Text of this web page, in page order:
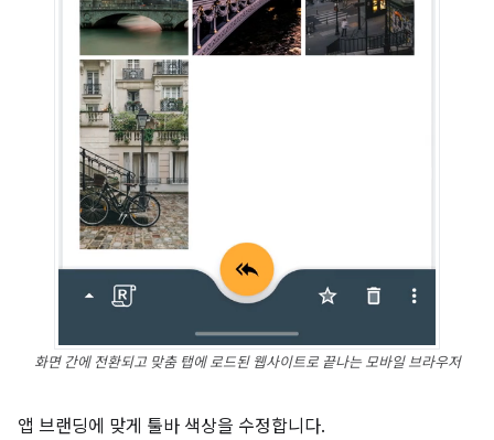
화면 간에 전환되고 맞춤 탭에 로드된 웹사이트로 끝나는 모바일 브라우저
앱 브랜딩에 맞게 툴바 색상을 수정합니다.